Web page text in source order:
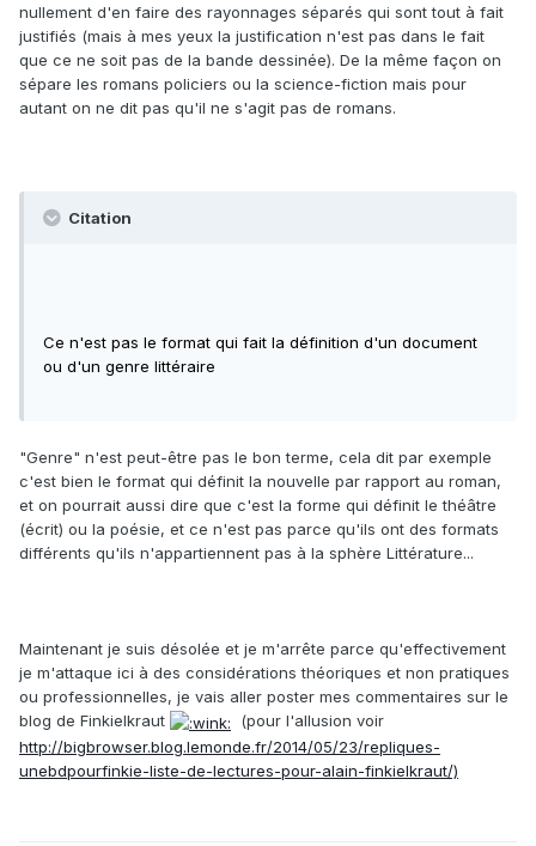
nullement d'en faire des rayonnages séparés qui sont tout à fait
justifiés (mais à mes yeux la justification n'est pas dans le fait
que ce ne soit pas de la bande dessinée). De la même façon on
sépare les romans policiers ou la science-fiction mais pour
autant on ne dit pas qu'il ne s'agit pas de romans.
Citation
Ce n'est pas le format qui fait la définition d'un document
ou d'un genre littéraire
"Genre" n'est peut-être pas le bon terme, cela dit par exemple
c'est bien le format qui définit la nouvelle par rapport au roman,
et on pourrait aussi dire que c'est la forme qui définit le théâtre
(écrit) ou la poésie, et ce n'est pas parce qu'ils ont des formats
différents qu'ils n'appartiennent pas à la sphère Littérature...
Maintenant je suis désolée et je m'arrête parce qu'effectivement
je m'attaque ici à des considérations théoriques et non pratiques
ou professionnelles, je vais aller poster mes commentaires sur le
blog de Finkielkraut
(pour l'allusion voir
http://bigbrowser.blog.lemonde.fr/2014/05/23/repliques-
unebdpourfinkie-liste-de-lectures-pour-alain-finkielkraut/)